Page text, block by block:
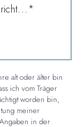
alt oder älter bin
ich vom Träger
worden bin,
meiner